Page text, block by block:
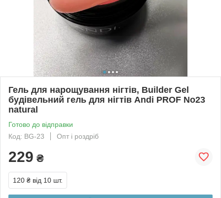
Гель для нарощування нігтів, Builder Gel
будівельний гель для нігтів Andi PROF No23
natural
Готово до відправки
Код: BG-23
Опт і роздріб
229 ₴
120 ₴ від 10 шт.